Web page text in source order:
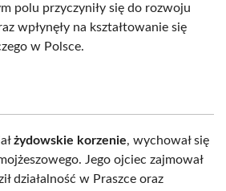
polu przyczyniły się do rozwoju
wpłynęły na kształtowanie się
w Polsce.
żydowskie korzenie, wychował się
Jego ojciec zajmował
działalność w Praszce oraz